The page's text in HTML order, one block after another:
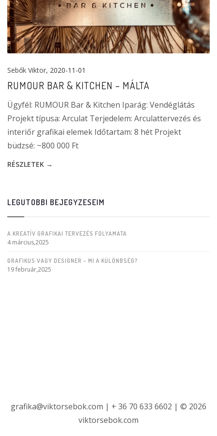
Sebők Viktor, 2020-11-01
RUMOUR BAR & KITCHEN – MÁLTA
Ügyfél: RUMOUR Bar & Kitchen Iparág: Vendéglátás
Projekt típusa: Arculat Terjedelem: Arculattervezés és
interiőr grafikai elemek Időtartam: 8 hét Projekt
büdzsé: ~800 000 Ft
RÉSZLETEK →
LEGUTÓBBI BEJEGYZÉSEIM
A KREATÍV GRAFIKAI TERVEZÉS FOLYAMATA
4 március,2025
GRAFIKUS VAGY DESIGNER – MI A KÜLÖNBSÉG?
19 február,2025
grafika@viktorsebok.com | + 36 70 633 6602 | © 2026
viktorsebok.com